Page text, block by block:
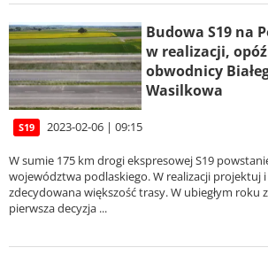
Budowa S19 na
w realizacji,
obwodnicy
Wasilkowa
S19 2023-02-06 | 09:15
W sumie 175 km drogi ekspresowej S19
województwa podlaskiego. W realizacji projektuj
zdecydowana większość trasy. W ubiegłym roku
pierwsza decyzja ...